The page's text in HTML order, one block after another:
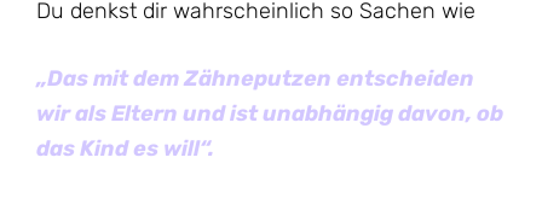
Du denkst dir wahrscheinlich so Sachen wie
„Das mit dem Zähneputzen entscheiden
wir als Eltern und ist unabhängig davon, ob
das Kind es will“.